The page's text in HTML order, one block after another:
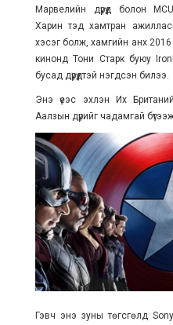
Марвелийн дүрүүд болон
Харин тэд хамтран
хэсэг болж, хамгийн анх
кинонд Тони Старк буюу
бусад дүрүүдтэй нэгдсэн билээ.
Энэ үеэс эхлэн Их
Аалзын дүрийг чадамгай
Гэвч энэ зуны төгсгөлд